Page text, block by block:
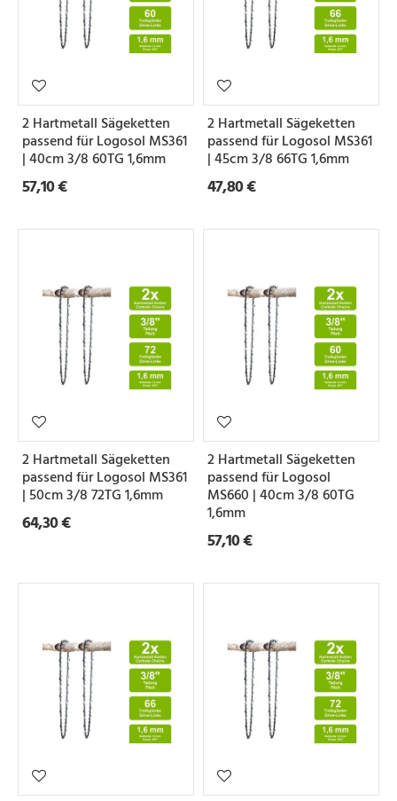
2 Hartmetall Sägeketten
passend für Logosol MS361
| 40cm 3/8 60TG 1,6mm
57,10 €
2 Hartmetall Sägeketten
passend für Logosol MS361
| 45cm 3/8 66TG 1,6mm
47,80 €
2 Hartmetall Sägeketten
passend für Logosol MS361
| 50cm 3/8 72TG 1,6mm
64,30 €
2 Hartmetall Sägeketten
passend für Logosol
MS660 | 40cm 3/8 60TG
1,6mm
57,10 €